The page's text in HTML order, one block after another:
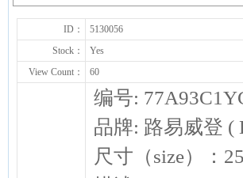
ID： 5130056
Stock：
Yes
View Count：
60
编号:
品牌: 路易威登 (
尺寸（size）：